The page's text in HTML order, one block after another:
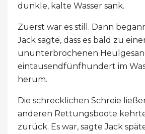
dunkle, kalte Wasser sank.
Zuerst war es still. Dann
Jack sagte, dass es bald zu
ununterbrochenen
eintausendfünfhundert im
herum.
Die schrecklichen Schreie
anderen Rettungsboote
zurück. Es war, sagte Jack